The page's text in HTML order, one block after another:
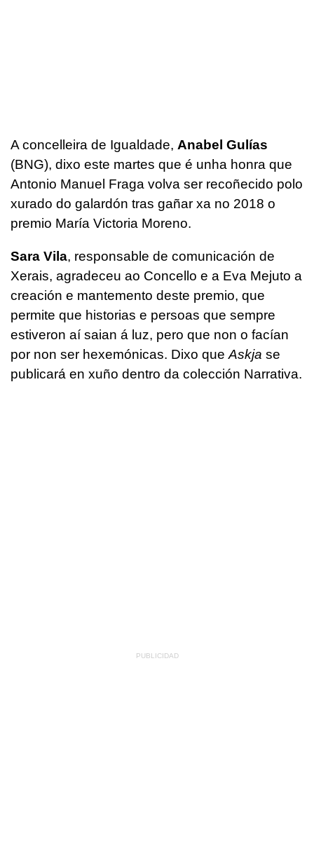
A concelleira de Igualdade, Anabel Gulías
(BNG), dixo este martes que é unha honra que
Antonio Manuel Fraga volva ser recoñecido polo
xurado do galardón tras gañar xa no 2018 o
premio María Victoria Moreno.
Sara Vila, responsable de comunicación de
Xerais, agradeceu ao Concello e a Eva Mejuto a
creación e mantemento deste premio, que
permite que historias e persoas que sempre
estiveron aí saian á luz, pero que non o facían
por non ser hexemónicas. Dixo queAskja se
publicará en xuño dentro da colección Narrativa.